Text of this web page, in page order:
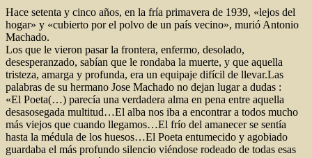
Hace setenta y cinco años, en la fría primavera de 1939, «lejos del
hogar» y «cubierto por el polvo de un país vecino», murió Antonio
Machado.
Los que le vieron pasar la frontera, enfermo, desolado,
desesperanzado, sabían que le rondaba la muerte, y que aquella
tristeza, amarga y profunda, era un equipaje difícil de llevar.Las
palabras de su hermano Jose Machado no dejan lugar a dudas :
«El Poeta(…) parecía una verdadera alma en pena entre aquella
desasosegada multitud…El alba nos iba a encontrar a todos mucho
más viejos que cuando llegamos…El frío del amanecer se sentía
hasta la médula de los huesos…El Poeta entumecido y agobiado
guardaba el más profundo silencio viéndose rodeado de todas esas